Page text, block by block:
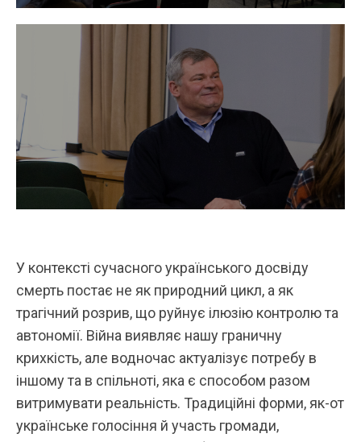
У контексті сучасного українського досвіду
смерть постає не як природний цикл, а як
трагічний розрив, що руйнує ілюзію контролю та
автономії. Війна виявляє нашу граничну
крихкість, але водночас актуалізує потребу в
іншому та в спільноті, яка є способом разом
витримувати реальність. Традиційні форми, як-от
українське голосіння й участь громади,